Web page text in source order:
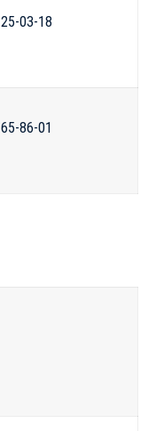
25-03-18
65-86-01